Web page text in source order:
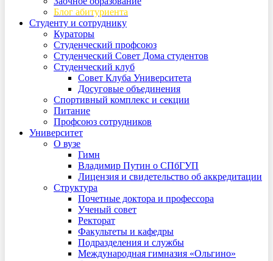
Блог абитуриента
Студенту и сотруднику
Кураторы
Студенческий профсоюз
Студенческий Совет Дома студентов
Студенческий клуб
Совет Клуба Университета
Досуговые объединения
Спортивный комплекс и секции
Питание
Профсоюз сотрудников
Университет
О вузе
Гимн
Владимир Путин о СПбГУП
Лицензия и свидетельство об аккредитации
Структура
Почетные доктора и профессора
Ученый совет
Ректорат
Факультеты и кафедры
Подразделения и службы
Международная гимназия «Ольгино»